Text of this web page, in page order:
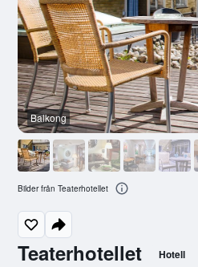
Teaterhotellet Hotell
Balkong
Bilder från Teaterhotellet